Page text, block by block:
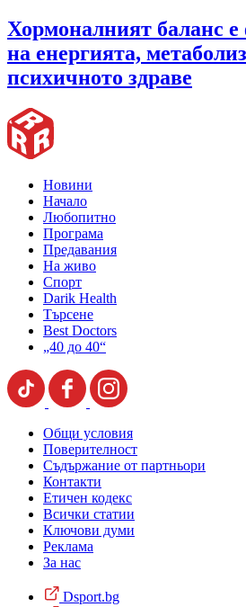
Хормоналният баланс
на енергията,
психичното здраве
Новини
Начало
Любопитно
Програма
Предавания
На живо
Спорт
Darik Health
Търсене
Best Doctors
„40 до 40“
Общи условия
Поверителност
Съдържание от партньори
Контакти
Етичен кодекс
Всички статии
Ключови думи
Реклама
За нас
Dsport.bg